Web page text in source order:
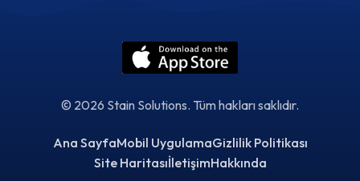
© 2026 Stain Solutions. Tüm hakları saklıdır.
Ana SayfaMobil UygulamaGizlilik Politikası
Site HaritasıİletişimHakkında